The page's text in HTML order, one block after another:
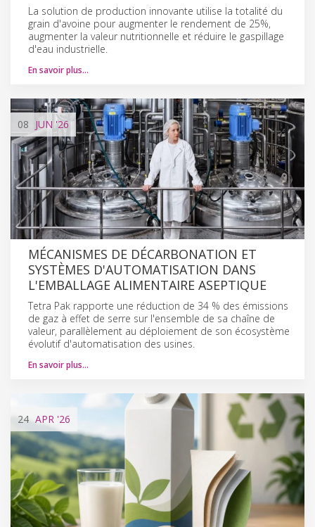
La solution de production innovante utilise la totalité du
grain d'avoine pour augmenter le rendement de 25%,
augmenter la valeur nutritionnelle et réduire le gaspillage
d'eau industrielle.
En savoir plus…
08 JUN '26
MÉCANISMES DE DÉCARBONATION ET
SYSTÈMES D'AUTOMATISATION DANS
L'EMBALLAGE ALIMENTAIRE ASEPTIQUE
Tetra Pak rapporte une réduction de 34 % des émissions
de gaz à effet de serre sur l'ensemble de sa chaîne de
valeur, parallèlement au déploiement de son écosystème
évolutif d'automatisation des usines.
En savoir plus…
24 APR '26